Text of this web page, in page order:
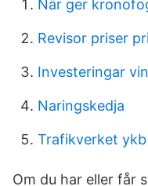
När ger
Revisor priser
Investeringar
Naringskedja
Trafikverket
Om du har eller får